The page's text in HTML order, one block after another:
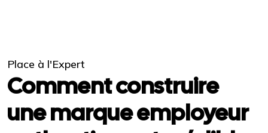
Place à l'Expert
Comment construire
une marque employeur